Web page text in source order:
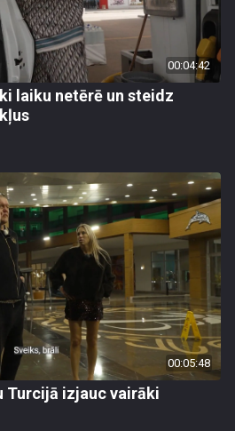
00:04:42
laiku netērē un steidz
00:05:48
Turcijā izjauc vairāki